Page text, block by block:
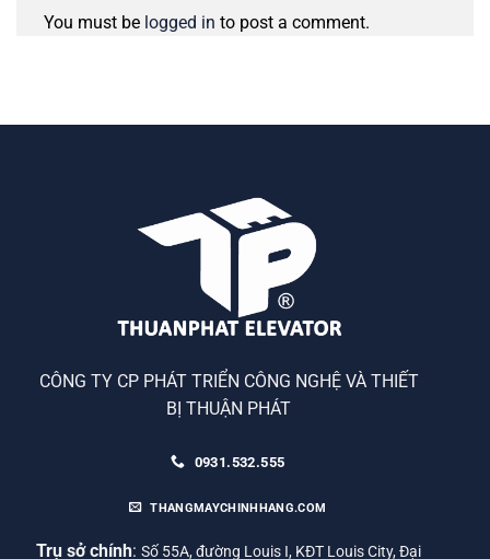
You must be logged in to post a comment.
CÔNG TY CP PHÁT TRIỂN CÔNG NGHỆ VÀ THIẾT
BỊ THUẬN PHÁT
0931.532.555
THANGMAYCHINHHANG.COM
Trụ sở chính: Số 55A, đường Louis I, KĐT Louis City, Đại